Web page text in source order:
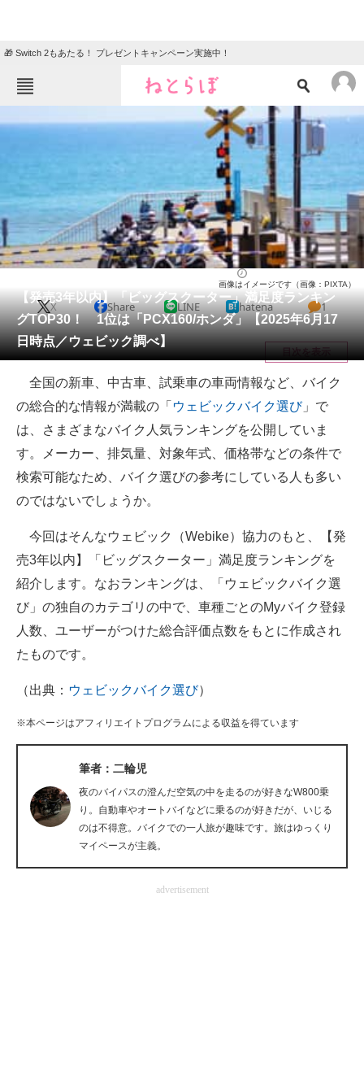
🎁 Switch 2もあたる！ プレゼントキャンペーン実施中！
ニュース
グルメ 地域
住まい 教育・育児
動物 リサーチ
会員記事
メディア
注目記事を集めた総合ページ
ITの今と未来を見通す
スマホと通信の最新トレンド
進化するPCとデバイスの未来
好きが集まる 比べて選べる
ビジネスと働き方のヒント
企業ITのトレンドを詳説
企業向けIT製品の総合サイト
製造業のIT導入・活用を支援
モノづくり技術者専門サイト
エレクトロニクス専門サイト
【発売3年以内】「ビッグスクーター」満足度ランキン
グTOP30！ 1位は「PCX160/ホンダ」【2025年6月17
日時点／ウェビック調べ】
画像はイメージです（画像：PIXTA）
X Share LINE hatena 1
目次を表示
全国の新車、中古車、試乗車の車両情報など、バイク
の総合的な情報が満載の「 ウェビックバイク選び」で
は、さまざまなバイク人気ランキングを公開していま
す。メーカー、排気量、対象年式、価格帯などの条件で
検索可能なため、バイク選びの参考にしている人も多い
のではないでしょうか。
今回はそんなウェビック（Webike）協力のもと、【発
売3年以内】「ビッグスクーター」満足度ランキングを
紹介します。なおランキングは、「ウェビックバイク選
び」の独自のカテゴリの中で、車種ごとのMyバイク登録
人数、ユーザーがつけた総合評価点数をもとに作成され
たものです。
（出典： ウェビックバイク選び）
※本ページはアフィリエイトプログラムによる収益を得ています
筆者：二輪児
夜のバイパスの澄んだ空気の中を走るのが好きなW800乗
り。自動車やオートバイなどに乗るのが好きだが、いじる
のは不得意。バイクでの一人旅が趣味です。旅はゆっくり
マイペースが主義。
advertisement